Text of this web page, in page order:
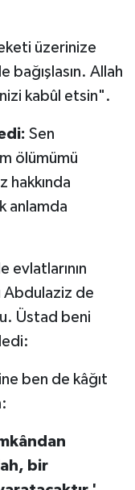
üzerinize
bağışlasın. Allah
kabûl etsin".
Sen
ölümümü
hakkında
anlamda
evlatlarının
Abdulaziz de
Üstad beni
ben de kâğıt
bir